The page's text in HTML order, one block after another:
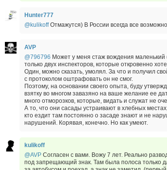
Hunter777
@kulikoffОтмажутся) В России всегда все
AVP
@796796 Может у меня стаж вождения маленький
только двух инспекторов, которые откровенно
Один, можно сказать, умолял. За что и получил
с протоколом оштрафовать он не смог.
Поэтому, на основании своего опыта, буду
взятку во многом завазяно на ваше желание ее
много отморозков, которые, видать и служат не
А то, что они сасады устраивают в хлебных
кто ездит там постоянно о засаде знают и не
нарушений. Корявая, конечно. Но как умеют.
kulikoff
@AVP Согласен с вами. Вожу 7 лет. Реально
под запрещающий знак. Там была полоса только